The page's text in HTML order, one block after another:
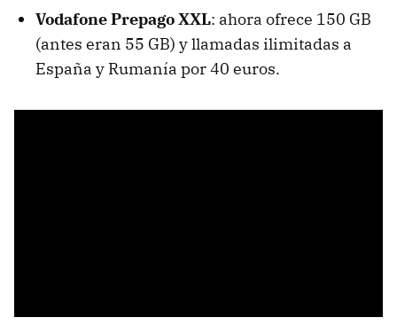
Vodafone Prepago XXL: ahora ofrece 150 GB
(antes eran 55 GB) y llamadas ilimitadas a
España y Rumanía por 40 euros.